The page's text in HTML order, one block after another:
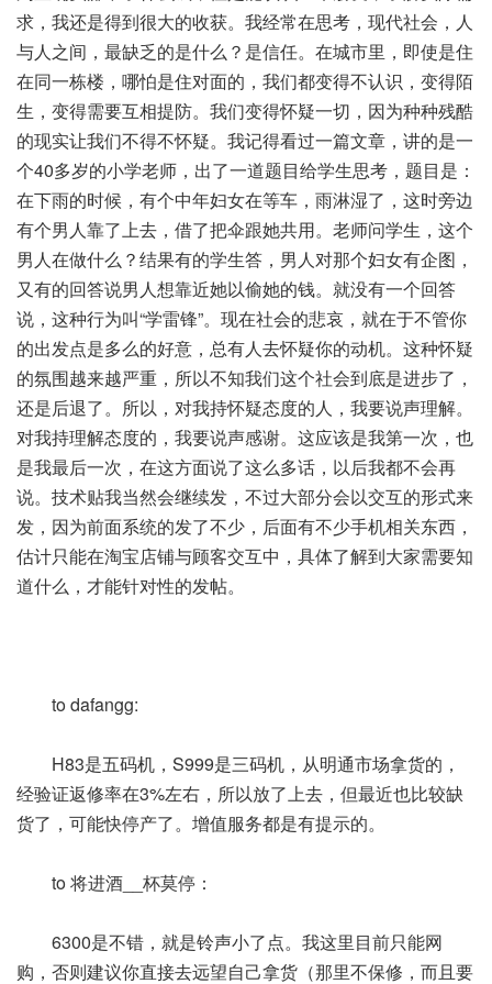
求，我还是得到很大的收获。我经常在思考，现代社会，人
与人之间，最缺乏的是什么？是信任。在城市里，即使是住
在同一栋楼，哪怕是住对面的，我们都变得不认识，变得陌
生，变得需要互相提防。我们变得怀疑一切，因为种种残酷
的现实让我们不得不怀疑。我记得看过一篇文章，讲的是一
个40多岁的小学老师，出了一道题目给学生思考，题目是：
在下雨的时候，有个中年妇女在等车，雨淋湿了，这时旁边
有个男人靠了上去，借了把伞跟她共用。老师问学生，这个
男人在做什么？结果有的学生答，男人对那个妇女有企图，
又有的回答说男人想靠近她以偷她的钱。就没有一个回答
说，这种行为叫“学雷锋”。现在社会的悲哀，就在于不管你
的出发点是多么的好意，总有人去怀疑你的动机。这种怀疑
的氛围越来越严重，所以不知我们这个社会到底是进步了，
还是后退了。所以，对我持怀疑态度的人，我要说声理解。
对我持理解态度的，我要说声感谢。这应该是我第一次，也
是我最后一次，在这方面说了这么多话，以后我都不会再
说。技术贴我当然会继续发，不过大部分会以交互的形式来
发，因为前面系统的发了不少，后面有不少手机相关东西，
估计只能在淘宝店铺与顾客交互中，具体了解到大家需要知
道什么，才能针对性的发帖。
to dafangg:
H83是五码机，S999是三码机，从明通市场拿货的，
经验证返修率在3%左右，所以放了上去，但最近也比较缺
货了，可能快停产了。增值服务都是有提示的。
to 将进酒__杯莫停：
6300是不错，就是铃声小了点。我这里目前只能网
购，否则建议你直接去远望自己拿货（那里不保修，而且要